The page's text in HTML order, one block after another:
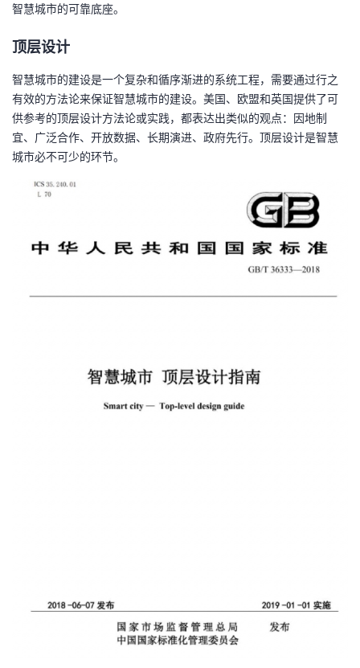
智慧城市的可靠底座。
顶层设计
智慧城市的建设是一个复杂和循序渐进的系统工程，需要通过行之
有效的方法论来保证智慧城市的建设。美国、欧盟和英国提供了可
供参考的顶层设计方法论或实践，都表达出类似的观点：因地制
宜、广泛合作、开放数据、长期演进、政府先行。顶层设计是智慧
城市必不可少的环节。